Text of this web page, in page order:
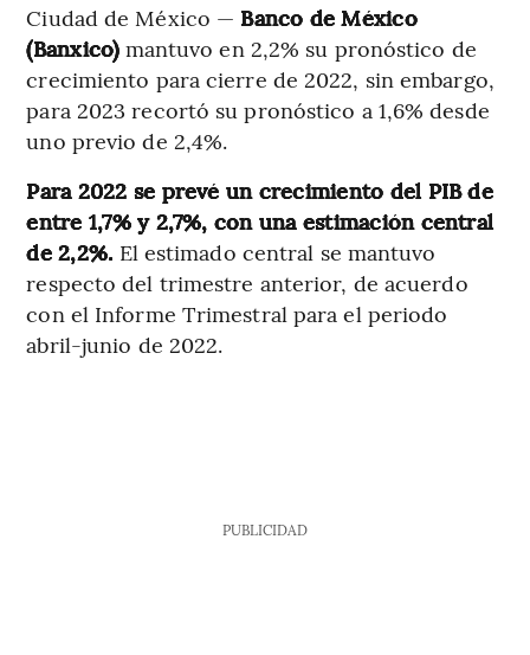
Ciudad de México — Banco de México
(Banxico)mantuvo en 2,2% su pronóstico de
crecimiento para cierre de 2022, sin embargo,
para 2023 recortó su pronóstico a 1,6% desde
uno previo de 2,4%.
Para 2022 se prevé un crecimiento del PIB de
entre 1,7% y 2,7%, con una estimación central
de 2,2%. El estimado central se mantuvo
respecto del trimestre anterior, de acuerdo
con el Informe Trimestral para el periodo
abril-junio de 2022.
PUBLICIDAD